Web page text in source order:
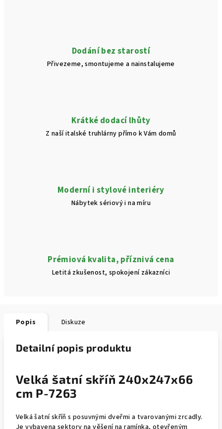
Dodání bez starostí
Přivezeme, smontujeme a nainstalujeme
Krátké dodací lhůty
Z naší italské truhlárny přímo k Vám domů
Moderní i stylové interiéry
Nábytek sériový i na míru
Prémiová kvalita, příznivá cena
Letitá zkušenost, spokojení zákazníci
Popis Diskuze
Detailní popis produktu
Velká šatní skříň 240x247x66
cm P-7263
Velká šatní skříň s posuvnými dveřmi a tvarovanými zrcadly.
Je vybavena sektory na věšení na ramínka, otevřeným